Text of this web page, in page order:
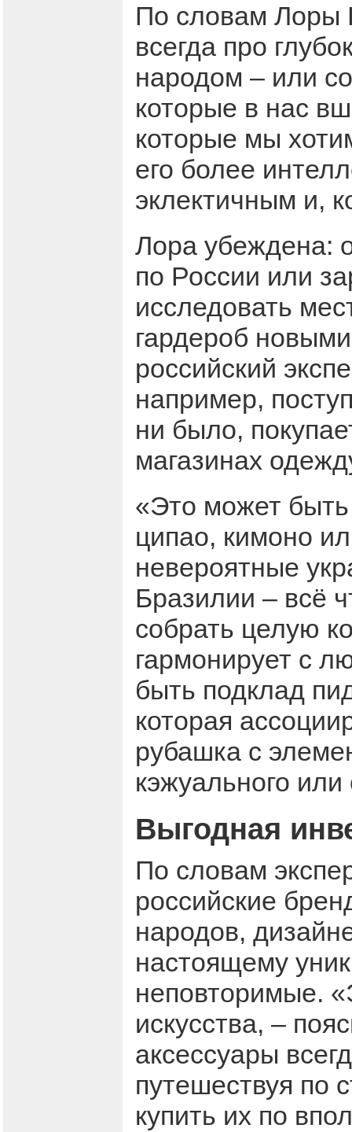
По словам Лоры
всегда про
народом – или
которые в нас
которые мы
его более
эклектичным и,
Лора убеждена:
по России или
исследовать
гардероб
российский
например,
ни было,
магазинах
«Это может быть
ципао, кимоно
невероятные
Бразилии – всё
собрать целую
гармонирует с
быть подклад
которая
рубашка с
кэжуального или
Выгодная
По словам
российские
народов,
настоящему
неповторимые.
искусства, –
аксессуары
путешествуя по
купить их по